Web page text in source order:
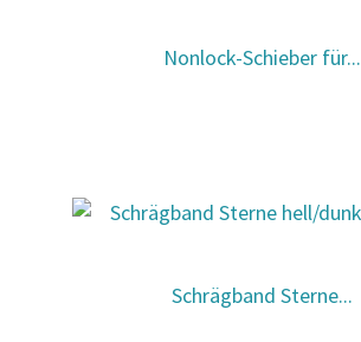
Nonlock-Schieber für...
Schrägband Sterne...